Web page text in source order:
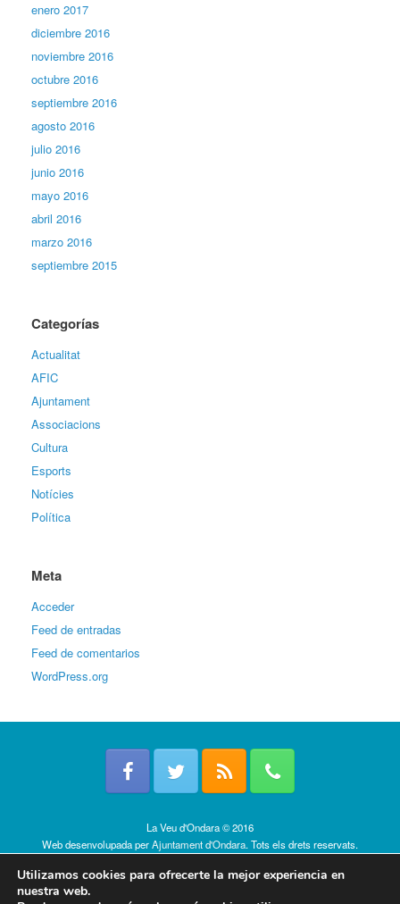
enero 2017
diciembre 2016
noviembre 2016
octubre 2016
septiembre 2016
agosto 2016
julio 2016
junio 2016
mayo 2016
abril 2016
marzo 2016
septiembre 2015
Categorías
Actualitat
AFIC
Ajuntament
Associacions
Cultura
Esports
Notícies
Política
Meta
Acceder
Feed de entradas
Feed de comentarios
WordPress.org
La Veu d'Ondara © 2016
Web desenvolupada perAjuntament d'Ondara. Tots els drets reservats.
Utilizamos cookies para ofrecerte la mejor experiencia en
nuestra web.